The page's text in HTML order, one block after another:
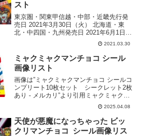
スト
東京圏・関東甲信越・中部・近畿先行発
売日 2021年3月30日（火） 北海道・東
北・中四国・九州発売日 2021年6月1日
（火）定価 1個 80円（税別）シール 全35
種 エンボスメタルシールビックリマン
悪魔VS天使 聖魔大戦争 第35弾...
2021.03.30
ミャクミャクマンチョコ シール
画像リスト
画像は”ミャクミャクマンチョコ シールコ
ンプリート10枚セット シークレット2枚
あり - メルカリ”より引用ミャクミャクマ
ンチョコ データベース発売日 2025年4月
8日(火)近畿地方の一部オフィシャルスト
ア、駅売店、お土産売店、及びロッテ...
2025.04.08
天使が悪魔になっちゃった ビッ
クリマンチョコ シール画像リス